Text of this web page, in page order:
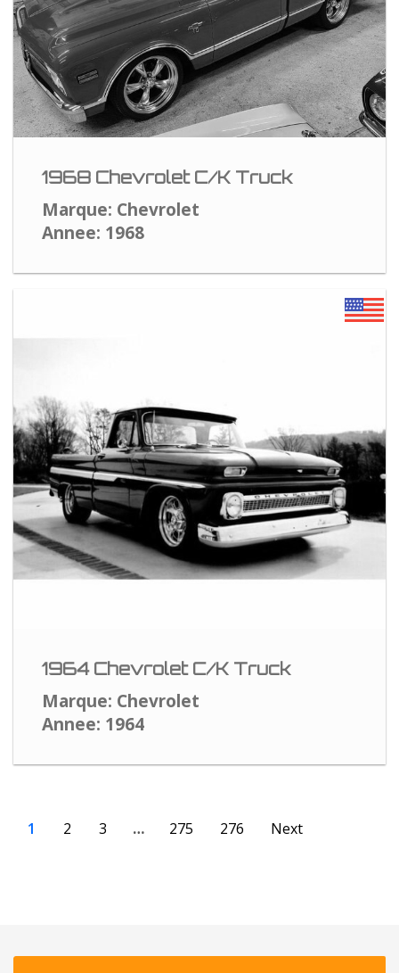
1968 Chevrolet C/K Truck
Marque: Chevrolet
Annee: 1968
1964 Chevrolet C/K Truck
Marque: Chevrolet
Annee: 1964
1 2 3 … 275 276 Next